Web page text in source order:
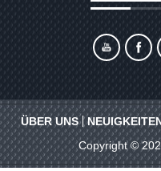
ÜBER UNS
Copyright ©